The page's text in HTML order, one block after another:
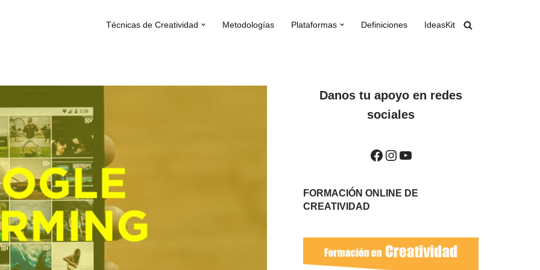
Técnicas de Creatividad Metodologías Plataformas Definiciones IdeasKit
Danos tu apoyo en redes
sociales
FORMACIÓN ONLINE DE
CREATIVIDAD